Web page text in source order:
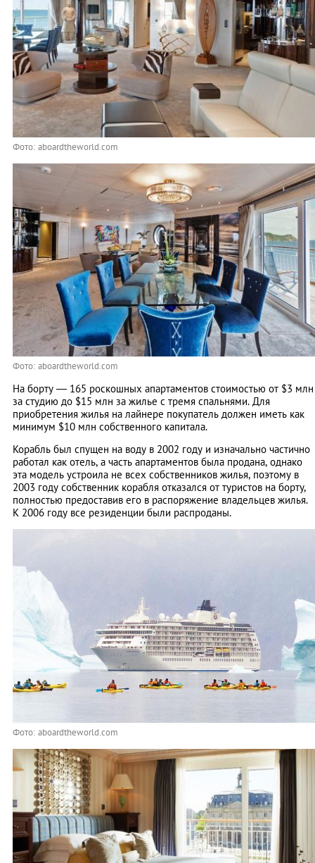
Фото: aboardtheworld.com
Фото: aboardtheworld.com
На борту — 165 роскошных апартаментов стоимостью от $3 млн
за студию до $15 млн за жилье с тремя спальнями. Для
приобретения жилья на лайнере покупатель должен иметь как
минимум $10 млн собственного капитала.
Корабль был спущен на воду в 2002 году и изначально частично
работал как отель, а часть апартаментов была продана, однако
эта модель устроила не всех собственников жилья, поэтому в
2003 году собственник корабля отказался от туристов на борту,
полностью предоставив его в распоряжение владельцев жилья.
К 2006 году все резиденции были распроданы.
Фото: aboardtheworld.com